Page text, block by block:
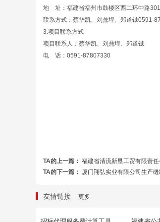
地 址：福建省福州市鼓楼区西二环中路
联系方式：蔡华凯、刘鼎埕、郑道铖0591-
3.项目联系方式
项目联系人：蔡华凯、刘鼎埕、郑道铖
电 话：0591-87807330
TA的上一篇： 福建省清流新垦工贸有限责
TA的下一篇： 厦门翔弘实业有限公司生产
友情链接 更多